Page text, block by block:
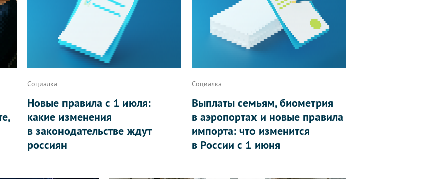
Социалка
Новые правила с 1 июля:
какие изменения
в законодательстве ждут
россиян
Социалка
Выплаты семьям, биометрия
в аэропортах и новые правила
импорта: что изменится
в России с 1 июня